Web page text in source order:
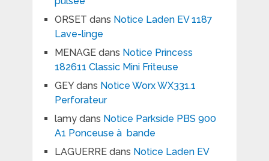
ORSET dans Notice Laden EV 1187
Lave-linge
MENAGEdans Notice Princess
182611 Classic Mini Friteuse
GEYdans Notice Worx WX331.1
Perforateur
lamydans Notice Parkside PBS 900
A1 Ponceuse à bande
LAGUERREdans Notice Laden EV